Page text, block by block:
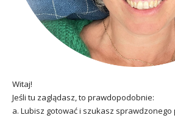
Witaj!
Jeśli tu zaglądasz, to prawdopodobnie:
a. Lubisz gotować i szukasz sprawdzonego